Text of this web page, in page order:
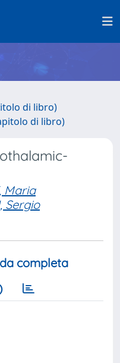
di libro)
di libro)
Maria
Sergio
completa